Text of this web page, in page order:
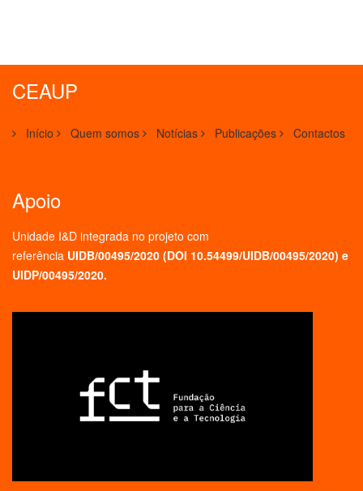
CEAUP
Início Quem somos Notícias Publicações Contactos
Apoio
Unidade I&D integrada no projeto com
referência UIDB/00495/2020 (DOI 10.54499/UIDB/00495/2020) e
UIDP/00495/2020.